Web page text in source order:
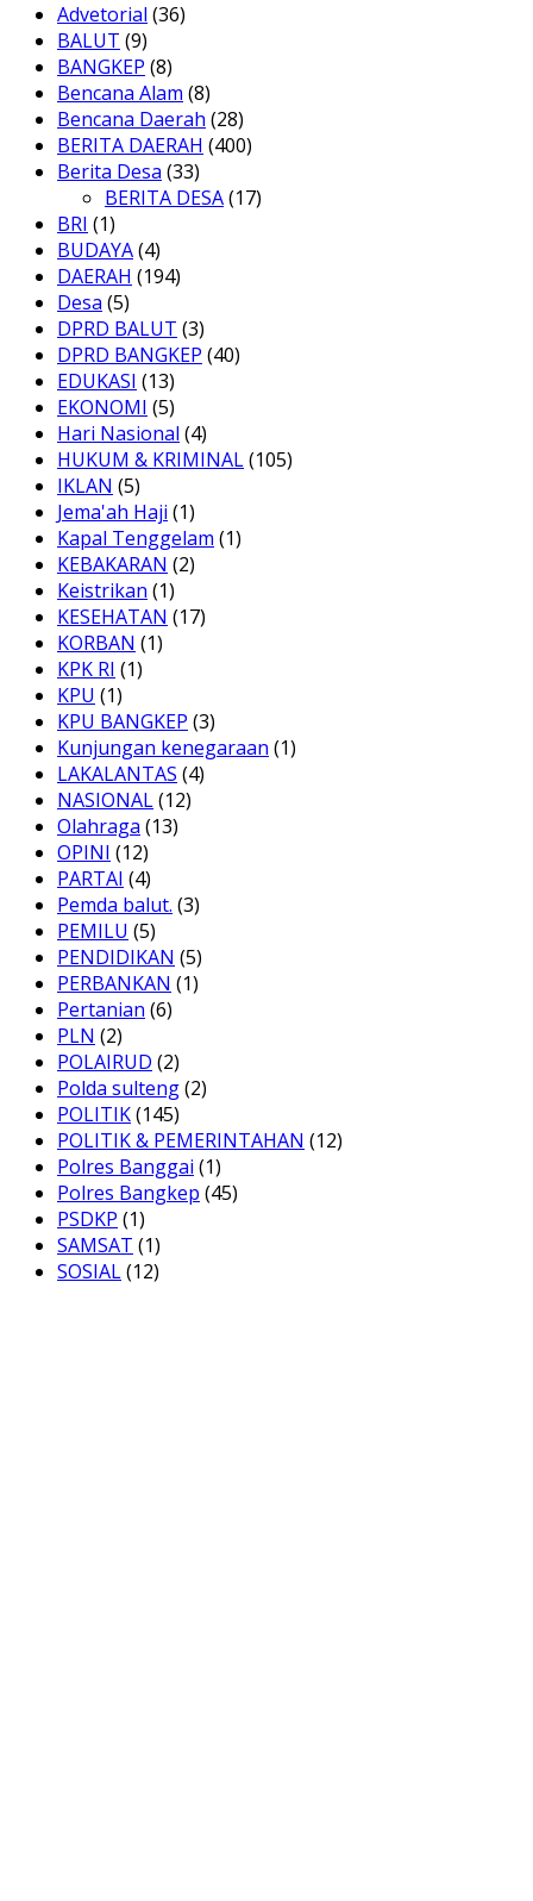
Advetorial (36)
BALUT (9)
BANGKEP (8)
Bencana Alam (8)
Bencana Daerah (28)
BERITA DAERAH (400)
Berita Desa (33)
BERITA DESA(17)
BRI (1)
BUDAYA(4)
DAERAH (194)
Desa (5)
DPRD BALUT (3)
DPRD BANGKEP (40)
EDUKASI (13)
EKONOMI (5)
Hari Nasional (4)
HUKUM & KRIMINAL(105)
IKLAN (5)
Jema'ah Haji (1)
Kapal Tenggelam (1)
KEBAKARAN (2)
Keistrikan (1)
KESEHATAN (17)
KORBAN (1)
KPK RI (1)
KPU (1)
KPU BANGKEP (3)
Kunjungan kenegaraan (1)
LAKALANTAS (4)
NASIONAL(12)
Olahraga (13)
OPINI (12)
PARTAI (4)
Pemda balut. (3)
PEMILU (5)
PENDIDIKAN (5)
PERBANKAN (1)
Pertanian (6)
PLN (2)
POLAIRUD (2)
Polda sulteng(2)
POLITIK(145)
POLITIK & PEMERINTAHAN (12)
Polres Banggai (1)
Polres Bangkep (45)
PSDKP (1)
SAMSAT (1)
SOSIAL(12)